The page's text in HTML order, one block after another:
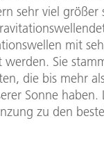
sehr viel größer
mit
werden. Sie
die bis mehr
Sonne
zu den